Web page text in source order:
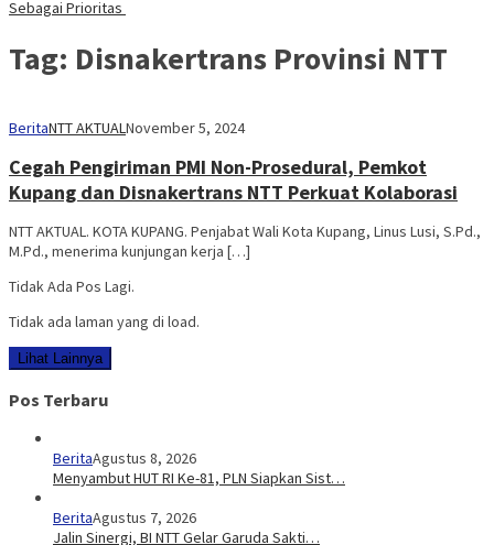
Sebagai Prioritas
Tag: Disnakertrans Provinsi NTT
BeritaNTT AKTUALNovember 5, 2024
Cegah Pengiriman PMI Non-Prosedural, Pemkot
Kupang dan Disnakertrans NTT Perkuat Kolaborasi
NTT AKTUAL. KOTA KUPANG. Penjabat Wali Kota Kupang, Linus Lusi, S.Pd.,
M.Pd., menerima kunjungan kerja […]
Tidak Ada Pos Lagi.
Tidak ada laman yang di load.
Lihat Lainnya
Pos Terbaru
BeritaAgustus 8, 2026
Menyambut HUT RI Ke-81, PLN Siapkan Sist…
BeritaAgustus 7, 2026
Jalin Sinergi, BI NTT Gelar Garuda Sakti…